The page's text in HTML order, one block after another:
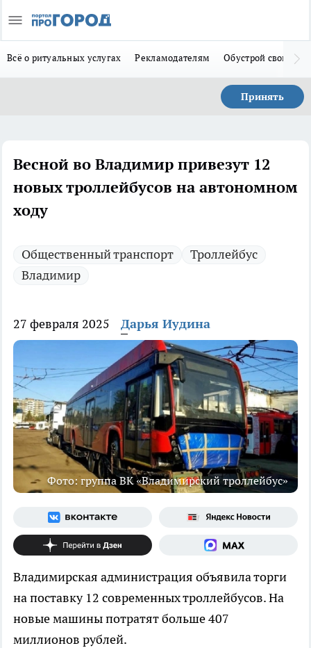
Всё о ритуальных услугах Рекламодателям Обустрой свой дом
Принять
Весной во Владимир привезут 12
новых троллейбусов на автономном
ходу
Общественный транспорт
Троллейбус
Владимир
27 февраля 2025 Дарья Иудина
Фото: группа ВК «Владимирский троллейбус»
Владимирская администрация объявила торги
на поставку 12 современных троллейбусов. На
новые машины потратят больше 407
миллионов рублей.